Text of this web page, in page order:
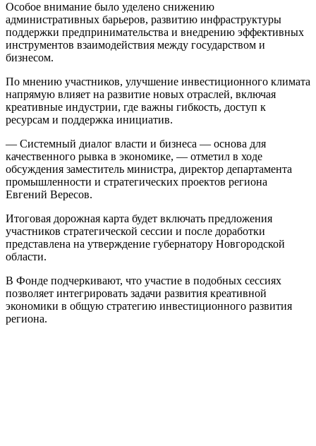
Особое внимание было уделено снижению
административных барьеров, развитию инфраструктуры
поддержки предпринимательства и внедрению эффективных
инструментов взаимодействия между государством и
бизнесом.
По мнению участников, улучшение инвестиционного климата
напрямую влияет на развитие новых отраслей, включая
креативные индустрии, где важны гибкость, доступ к
ресурсам и поддержка инициатив.
— Системный диалог власти и бизнеса — основа для
качественного рывка в экономике, — отметил в ходе
обсуждения заместитель министра, директор департамента
промышленности и стратегических проектов региона
Евгений Вересов.
Итоговая дорожная карта будет включать предложения
участников стратегической сессии и после доработки
представлена на утверждение губернатору Новгородской
области.
В Фонде подчеркивают, что участие в подобных сессиях
позволяет интегрировать задачи развития креативной
экономики в общую стратегию инвестиционного развития
региона.